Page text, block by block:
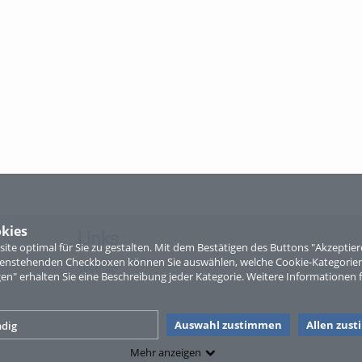
optimal für Sie zu gestalten. Mit dem Bestätigen des Buttons
Checkboxen können Sie auswählen, welche Cookie-
erhalten Sie eine Beschreibung jeder Kategorie. Weitere Informationen
Auswahl zustimmen
Allen
Mehr anzeigen
Links
Sitemap